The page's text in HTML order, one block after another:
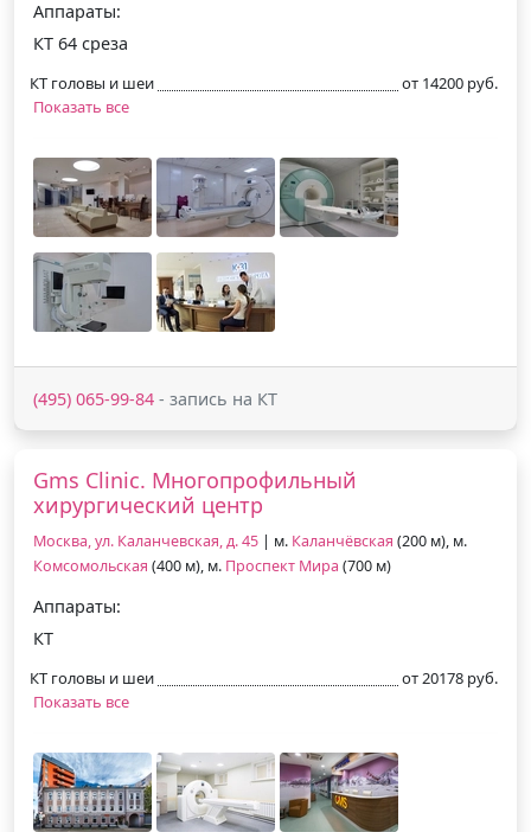
Аппараты:
КТ 64 среза
КТ головы и шеи
от 14200 руб.
Показать все
(495) 065-99-84 - запись на КТ
Gms Clinic. Многопрофильный
хирургический центр
Москва, ул. Каланчевская, д. 45 | м. Каланчёвская (200 м), м.
Комсомольская (400 м), м. Проспект Мира (700 м)
Аппараты:
КТ
КТ головы и шеи
от 20178 руб.
Показать все